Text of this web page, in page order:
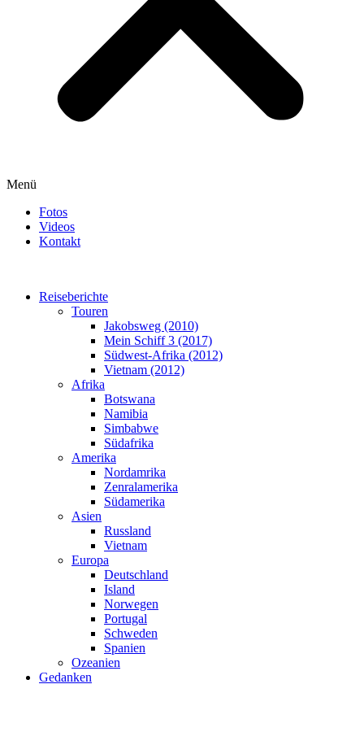
Menü
Fotos
Videos
Kontakt
Reiseberichte
Touren
Jakobsweg (2010)
Mein Schiff 3 (2017)
Südwest-Afrika (2012)
Vietnam (2012)
Afrika
Botswana
Namibia
Simbabwe
Südafrika
Amerika
Nordamrika
Zenralamerika
Südamerika
Asien
Russland
Vietnam
Europa
Deutschland
Island
Norwegen
Portugal
Schweden
Spanien
Ozeanien
Gedanken